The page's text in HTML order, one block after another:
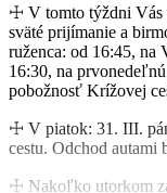
06:15
† Jozef
KAPLNKA
Za BP
FARSKÝ
☩ V tomto týždni Vás
sväté prijímanie a
ruženca: od 16:45, na
16:30, na
pobožnosť Krížovej
☩ V piatok: 31. III.
cestu. Odchod autami
☩ Nakoľko utorkom